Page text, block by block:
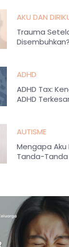
AKU DAN
Trauma
Disembuhkan?
ADHD
ADHD Tax:
ADHD
AUTISME
Mengapa
Tanda-